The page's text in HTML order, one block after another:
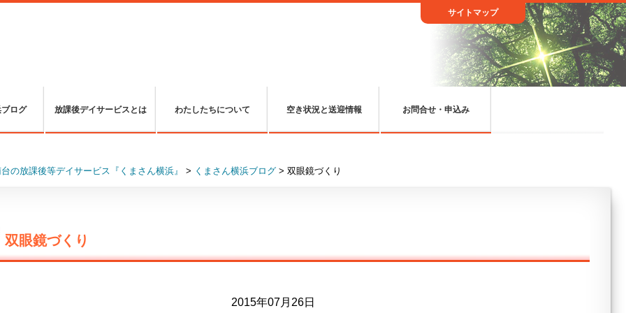
サイトマップ
ログ 放課後デイサービスとは わたしたちについて 空き状況と送迎情報 お問合せ・申込み
の放課後等デイサービス『くまさん横浜』 > くまさん横浜ブログ > 双眼鏡づくり
双眼鏡づくり
2015年07月26日